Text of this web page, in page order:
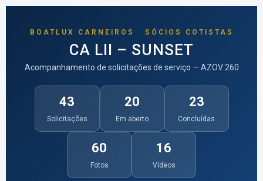
BOATLUX CARNEIROS · SÓCIOS COTISTAS
CA LII – SUNSET
Acompanhamento de solicitações de serviço — AZOV 260
43
Solicitações
20
Em aberto
23
Concluídas
60
Fotos
16
Vídeos